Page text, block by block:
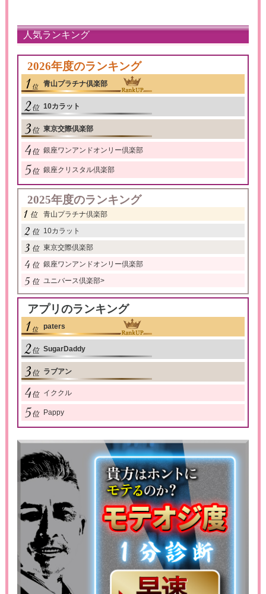
人気ランキング
2026年度のランキング
青山プラチナ倶楽部
10カラット
東京交際倶楽部
銀座ワンアンドオンリー倶楽部
銀座クリスタル倶楽部
2025年度のランキング
青山プラチナ倶楽部
10カラット
東京交際倶楽部
銀座ワンアンドオンリー倶楽部
ユニバース倶楽部>
アプリのランキング
paters
SugarDaddy
ラブアン
イククル
Pappy